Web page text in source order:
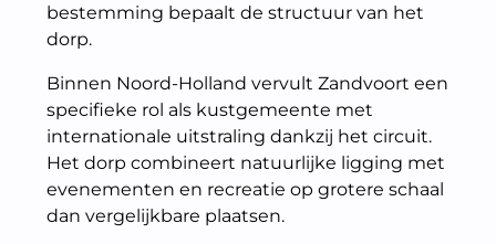
bestemming bepaalt de structuur van het
dorp.
Binnen Noord-Holland vervult Zandvoort een
specifieke rol als kustgemeente met
internationale uitstraling dankzij het circuit.
Het dorp combineert natuurlijke ligging met
evenementen en recreatie op grotere schaal
dan vergelijkbare plaatsen.